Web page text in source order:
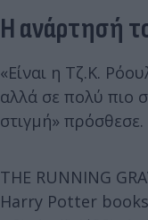
Η ανάρτησή
«Είναι η Τζ.Κ.
αλλά σε πολύ πιο
στιγμή» πρόσθεσε.
THE RUNNING
Harry Potter